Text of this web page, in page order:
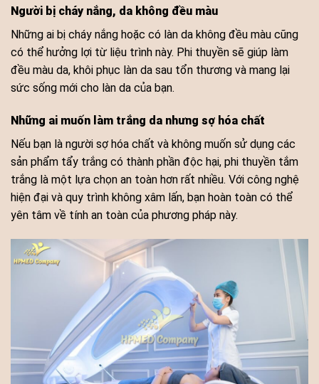
Người bị cháy nắng, da không đều màu
Những ai bị cháy nắng hoặc có làn da không đều màu cũng
có thể hưởng lợi từ liệu trình này. Phi thuyền sẽ giúp làm
đều màu da, khôi phục làn da sau tổn thương và mang lại
sức sống mới cho làn da của bạn.
Những ai muốn làm trắng da nhưng sợ hóa chất
Nếu bạn là người sợ hóa chất và không muốn sử dụng các
sản phẩm tẩy trắng có thành phần độc hại, phi thuyền tắm
trắng là một lựa chọn an toàn hơn rất nhiều. Với công nghệ
hiện đại và quy trình không xâm lấn, bạn hoàn toàn có thể
yên tâm về tính an toàn của phương pháp này.